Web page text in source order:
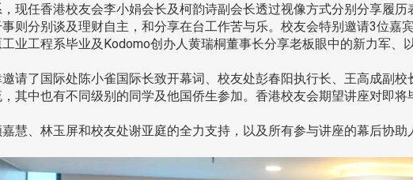
任香港校友会李小娟会长及柯韵诗副会长透过视像方式分别分享履历
则分别谈及理财自主，和分享在台工作苦与乐。校友会特别邀请3位嘉
业工程系毕业及Kodomo创办人黄瑞桐董事长分享老板眼中的新力军、
了国际处陈小雀国际长致开幕词、校友处彭春阳执行长、王高成副校
其中也有不同级别的同学及他国侨生参加。香港校友会期望讲座对即
慧、林玉屏和校友处谢亚庭的全力支持，以及所有参与讲座的幕后协助